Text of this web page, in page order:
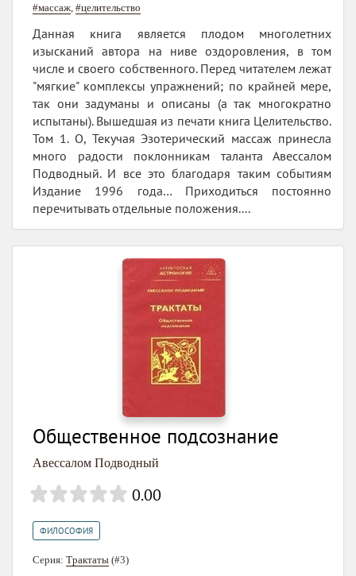
#массаж #целительство
Данная книга является плодом многолетних
изысканий автора на ниве оздоровления, в том
числе и своего собственного. Перед читателем лежат
"мягкие" комплексы упражнений; по крайней мере,
так они задуманы и описаны (а так многократно
испытаны). Вышедшая из печати книга Целительство.
Том 1. О, Текучая Эзотерический массаж принесла
много радости поклонникам таланта Авессалом
Подводный. И все это благодаря таким событиям
Издание 1996 года… Приходиться постоянно
перечитывать отдельные положения....
Общественное подсознание
Авессалом Подводный
0.00
ФИЛОСОФИЯ
Серия: Трактаты (#3)